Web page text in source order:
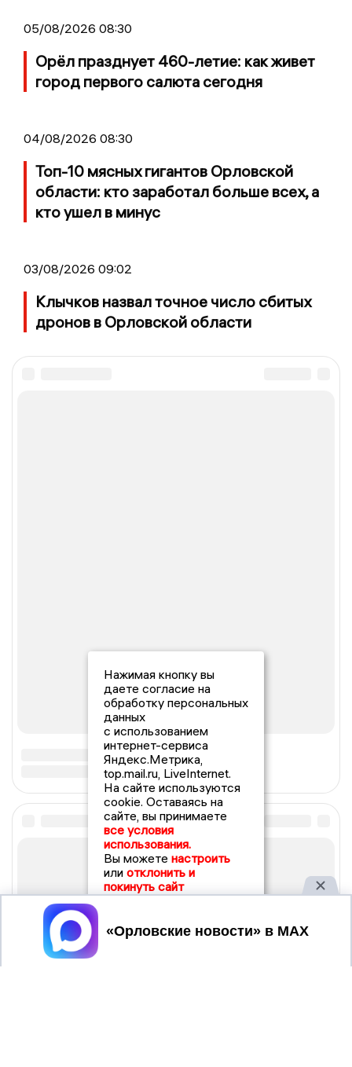
05/08/2026 08:30
Орёл празднует 460-летие: как живет
город первого салюта сегодня
04/08/2026 08:30
Топ-10 мясных гигантов Орловской
области: кто заработал больше всех, а
кто ушел в минус
03/08/2026 09:02
Клычков назвал точное число сбитых
дронов в Орловской области
Нажимая кнопку вы
даете согласие на
обработку персональных
данных
с использованием
интернет-сервиса
Яндекс.Метрика,
top.mail.ru, LiveInternet.
На сайте используются
cookie. Оставаясь на
сайте, вы принимаете
все условия
использования.
Вы можете настроить
или отклонить и
покинуть сайт
Принять